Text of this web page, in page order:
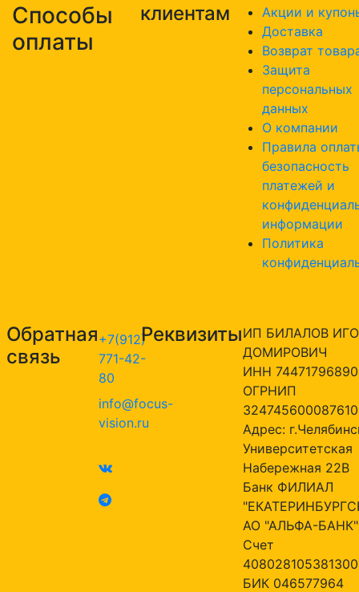
Способы
оплаты
клиентам
Акции и
Доставка
Возврат
Защита
персональных
данных
О компании
Правила
безопасность
платежей и
информации
Политика
Обратная
связь
+7(912)
771-42-
80
info@focus-
vision.ru
РеквизитыИП БИЛАЛОВ
ДОМИРОВИЧ
ИНН
ОГРНИП
324745600087610
Адрес:
Университетская
Набережная 22В
Банк ФИЛИАЛ
АО "АЛЬФА-БАНК"
Счет
БИК 046577964